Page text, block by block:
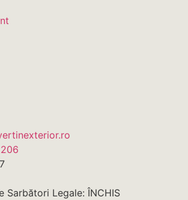
Sarbători Legale: ÎNCHIS